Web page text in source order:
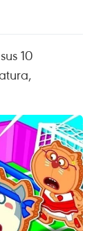
10